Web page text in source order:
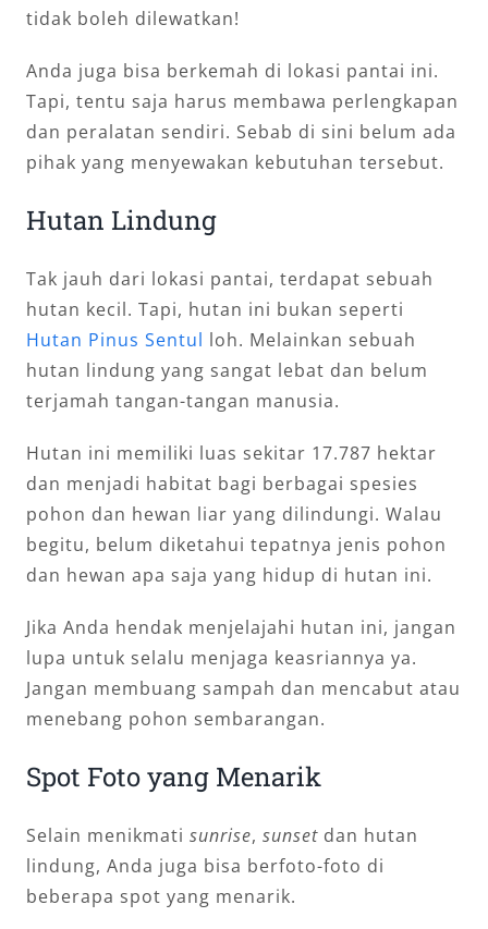
tidak boleh dilewatkan!
Anda juga bisa berkemah di lokasi pantai ini.
Tapi, tentu saja harus membawa perlengkapan
dan peralatan sendiri. Sebab di sini belum ada
pihak yang menyewakan kebutuhan tersebut.
Hutan Lindung
Tak jauh dari lokasi pantai, terdapat sebuah
hutan kecil. Tapi, hutan ini bukan seperti
Hutan Pinus Sentul loh. Melainkan sebuah
hutan lindung yang sangat lebat dan belum
terjamah tangan-tangan manusia.
Hutan ini memiliki luas sekitar 17.787 hektar
dan menjadi habitat bagi berbagai spesies
pohon dan hewan liar yang dilindungi. Walau
begitu, belum diketahui tepatnya jenis pohon
dan hewan apa saja yang hidup di hutan ini.
Jika Anda hendak menjelajahi hutan ini, jangan
lupa untuk selalu menjaga keasriannya ya.
Jangan membuang sampah dan mencabut atau
menebang pohon sembarangan.
Spot Foto yang Menarik
Selain menikmati sunrise, sunsetdan hutan
lindung, Anda juga bisa berfoto-foto di
beberapa spot yang menarik.